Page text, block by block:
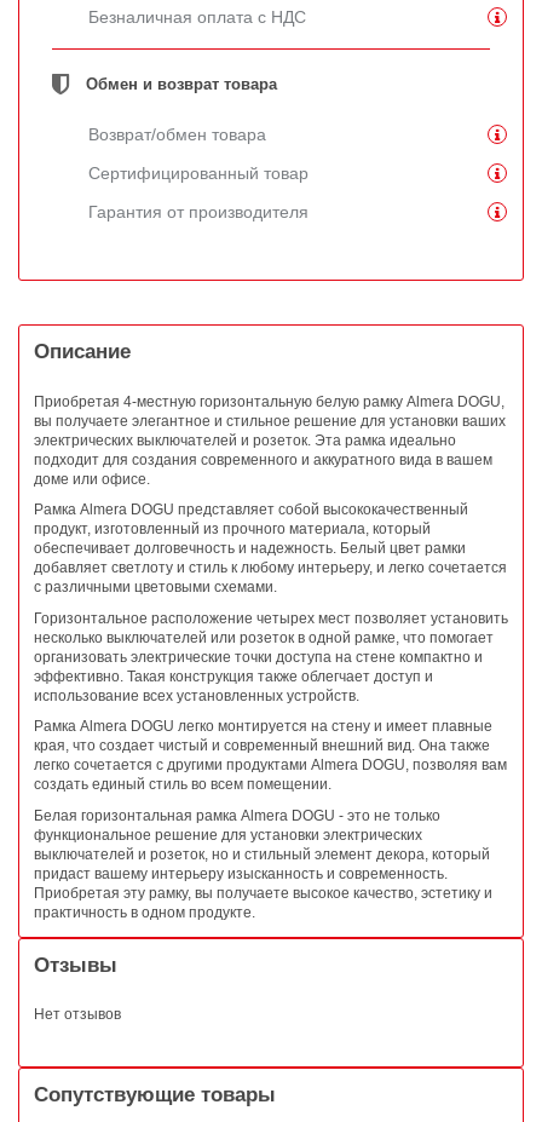
Безналичная оплата с НДС
Обмен и возврат товара
Возврат/обмен товара
Сертифицированный товар
Гарантия от производителя
Описание
Приобретая 4-местную горизонтальную белую рамку Almera DOGU,
вы получаете элегантное и стильное решение для установки ваших
электрических выключателей и розеток. Эта рамка идеально
подходит для создания современного и аккуратного вида в вашем
доме или офисе.
Рамка Almera DOGU представляет собой высококачественный
продукт, изготовленный из прочного материала, который
обеспечивает долговечность и надежность. Белый цвет рамки
добавляет светлоту и стиль к любому интерьеру, и легко сочетается
с различными цветовыми схемами.
Горизонтальное расположение четырех мест позволяет установить
несколько выключателей или розеток в одной рамке, что помогает
организовать электрические точки доступа на стене компактно и
эффективно. Такая конструкция также облегчает доступ и
использование всех установленных устройств.
Рамка Almera DOGU легко монтируется на стену и имеет плавные
края, что создает чистый и современный внешний вид. Она также
легко сочетается с другими продуктами Almera DOGU, позволяя вам
создать единый стиль во всем помещении.
Белая горизонтальная рамка Almera DOGU - это не только
функциональное решение для установки электрических
выключателей и розеток, но и стильный элемент декора, который
придаст вашему интерьеру изысканность и современность.
Приобретая эту рамку, вы получаете высокое качество, эстетику и
практичность в одном продукте.
Отзывы
Нет отзывов
Сопутствующие товары